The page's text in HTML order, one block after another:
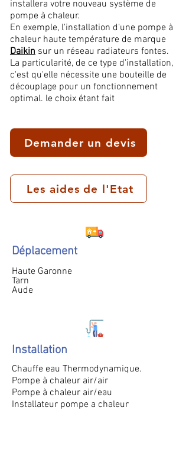
installera votre nouveau système de
pompe à chaleur.
En exemple, l'installation d'une pompe à
chaleur haute température de marque
Daikin sur un réseau radiateurs fontes.
La particularité, de ce type d'installation,
c'est qu'elle nécessite une bouteille de
découplage pour un fonctionnement
optimal. le choix étant fait
Demander un devis
Les aides de l'Etat
Déplacement
Haute Garonne
Tarn
Aude
Installation
Chauffe eau Thermodynamique.
Pompe à chaleur air/air
Pompe à chaleur air/eau
Installateur pompe a chaleur